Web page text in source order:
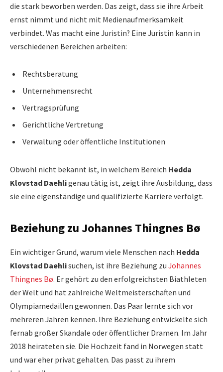
die stark beworben werden. Das zeigt, dass sie ihre Arbeit
ernst nimmt und nicht mit Medienaufmerksamkeit
verbindet. Was macht eine Juristin? Eine Juristin kann in
verschiedenen Bereichen arbeiten:
Rechtsberatung
Unternehmensrecht
Vertragsprüfung
Gerichtliche Vertretung
Verwaltung oder öffentliche Institutionen
Obwohl nicht bekannt ist, in welchem Bereich Hedda
Klovstad Daehligenau tätig ist, zeigt ihre Ausbildung, dass
sie eine eigenständige und qualifizierte Karriere verfolgt.
Beziehung zu Johannes Thingnes Bø
Ein wichtiger Grund, warum viele Menschen nach Hedda
Klovstad Daehlisuchen, ist ihre Beziehung zu Johannes
Thingnes Bø. Er gehört zu den erfolgreichsten Biathleten
der Welt und hat zahlreiche Weltmeisterschaften und
Olympiamedaillen gewonnen. Das Paar lernte sich vor
mehreren Jahren kennen. Ihre Beziehung entwickelte sich
fernab großer Skandale oder öffentlicher Dramen. Im Jahr
2018 heirateten sie. Die Hochzeit fand in Norwegen statt
und war eher privat gehalten. Das passt zu ihrem